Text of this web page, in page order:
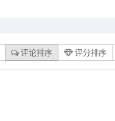
评论排序 评分排序